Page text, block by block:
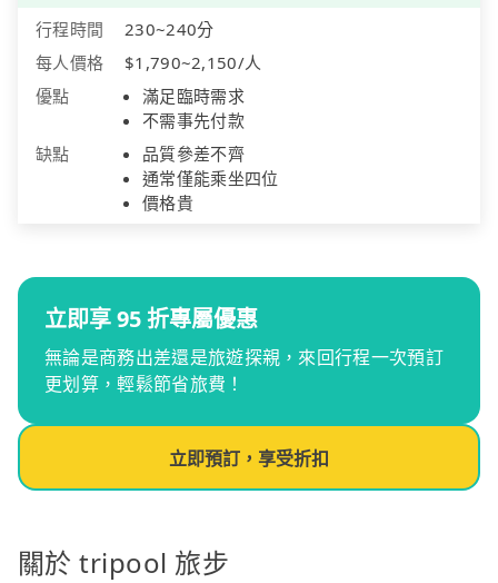
行程時間
230~240分
每人價格
$1,790~2,150/人
優點
滿足臨時需求
不需事先付款
缺點
品質參差不齊
通常僅能乘坐四位
價格貴
立即享 95 折專屬優惠
無論是商務出差還是旅遊探親，來回行程一次預訂
更划算，輕鬆節省旅費！
立即預訂，享受折扣
關於 tripool 旅步